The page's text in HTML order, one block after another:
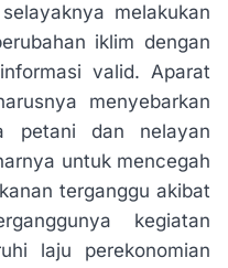
melakukan
iklim dengan
valid. Aparat
menyebarkan
petani dan nelayan
untuk mencegah
terganggu akibat
kegiatan
laju perekonomian